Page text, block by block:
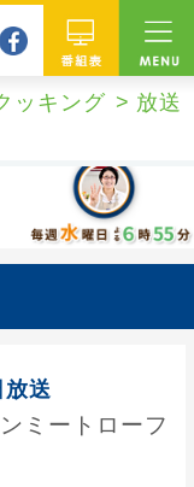
番組
twitterfacebook
ッキング
放送
送
ミートローフ